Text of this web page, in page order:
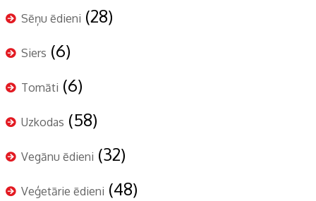
Sēņu ēdieni (28)
Siers (6)
Tomāti (6)
Uzkodas (58)
Vegānu ēdieni (32)
Veģetārie ēdieni (48)